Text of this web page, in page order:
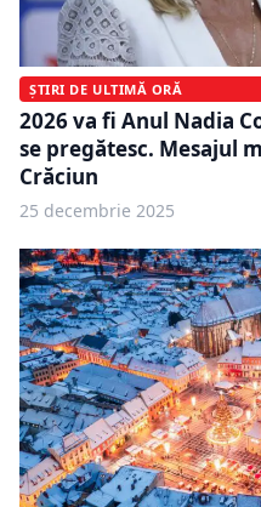
ȘTIRI DE ULTIMĂ ORĂ
2026 va fi Anul Nadia
se pregătesc. Mesajul
Crăciun
25 decembrie 2025